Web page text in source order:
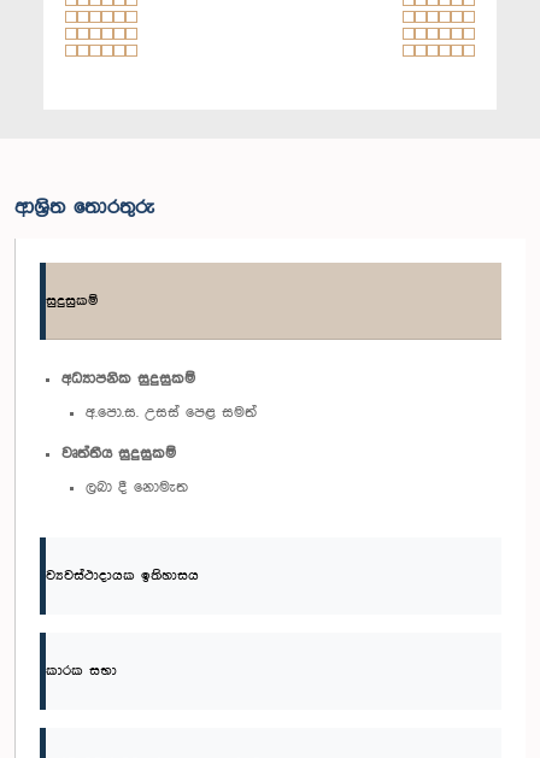
ආශ්‍රිත තොරතුරු
සුදුසුකම්
අධ්‍යාපනික සුදුසුකම්
අ.පො.ස. උසස් පෙළ සමත්
වෘත්තීය සුදුසුකම්
ලබා දී නොමැත
ව්‍යවස්ථාදායක ඉතිහාසය
කාරක සභා